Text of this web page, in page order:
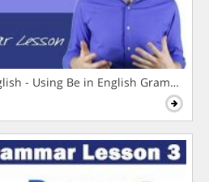
- Using Be in English Grammar